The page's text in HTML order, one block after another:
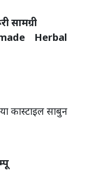
सामग्री
Herbal
कास्टाइल साबुन